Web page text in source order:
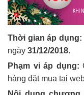
Thời gian áp dụng:
ngày 31/12/2018.
Phạm vi áp dụng:
hàng đặt mua tại